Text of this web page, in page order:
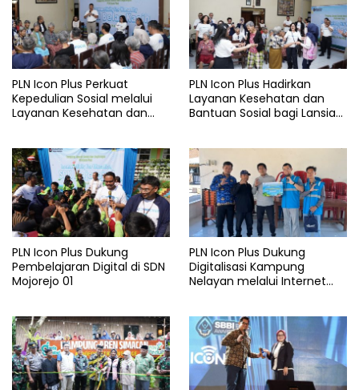
PLN Icon Plus Perkuat
Kepedulian Sosial melalui
Layanan Kesehatan dan
PLN Icon Plus Hadirkan
Layanan Kesehatan dan
Bantuan Sosial bagi Lansia
PLN Icon Plus Dukung
Pembelajaran Digital di SDN
Mojorejo 01
PLN Icon Plus Dukung
Digitalisasi Kampung
Nelayan melalui Internet